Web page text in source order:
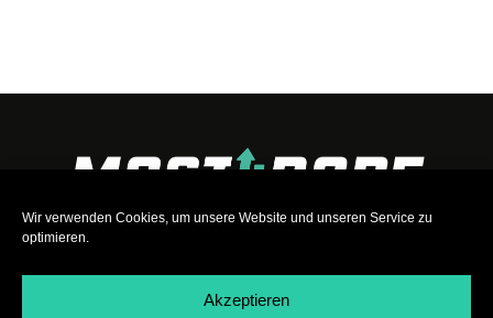
Wir verwenden Cookies, um unsere Website und unseren Service zu
optimieren.
Akzeptieren